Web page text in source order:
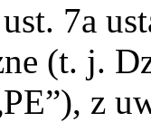
7a
(t. j.
z